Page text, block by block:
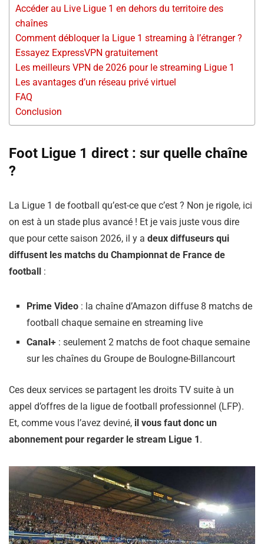
Accéder au Live Ligue 1 en dehors du territoire des
chaînes
Comment débloquer la Ligue 1 streaming à l’étranger ?
Essayez ExpressVPN gratuitement
Les meilleurs VPN de 2026 pour le streaming Ligue 1
Les avantages d’un réseau privé virtuel
FAQ
Conclusion
Foot Ligue 1 direct : sur quelle chaîne
?
La Ligue 1 de football qu’est-ce que c’est ? Non je rigole, ici
on est à un stade plus avancé ! Et je vais juste vous dire
que pour cette saison 2026, il y a deux diffuseurs qui
diffusent les matchs du Championnat de France de
football :
Prime Video : la chaîne d’Amazon diffuse 8 matchs de
football chaque semaine en streaming live
Canal+ : seulement 2 matchs de foot chaque semaine
sur les chaînes du Groupe de Boulogne-Billancourt
Ces deux services se partagent les droits TV suite à un
appel d’offres de la ligue de football professionnel (LFP).
Et, comme vous l’avez deviné, il vous faut donc un
abonnement pour regarder le stream Ligue 1.